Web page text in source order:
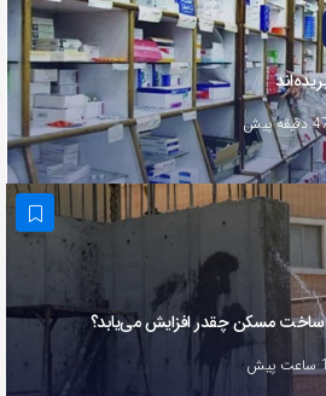
پیش
ساخت مسکن چقدر افزایش می‌یابد؟
1 ساعت پیش